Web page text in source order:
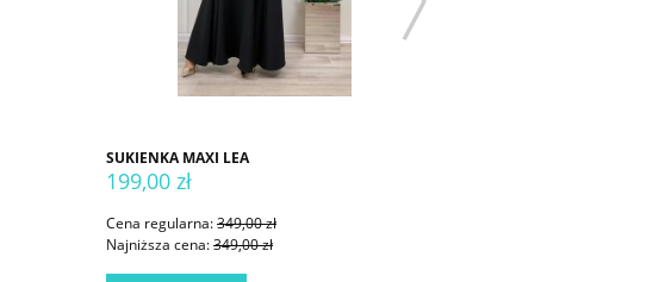
SUKIENKA MAXI LEA
199,00 zł
Cena regularna:349,00 zł
Najniższa cena:349,00 zł